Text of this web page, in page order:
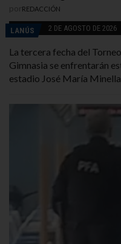
REDACCIÓN
LANÚS 2 DE AGOSTO DE 2026
La tercera fecha del
Gimnasia se enfrentarán
estadio José María